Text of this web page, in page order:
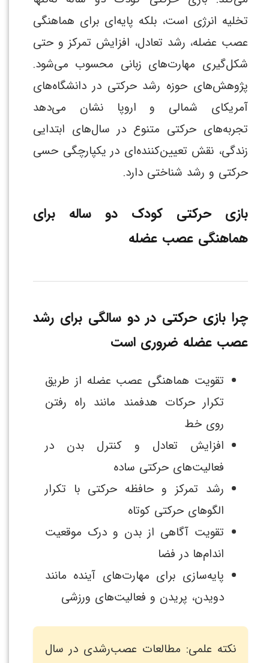
تخلیه انرژی است، بلکه پایه‌ای برای هماهنگی
عصب عضله، رشد تعادل، افزایش تمرکز و حتی
شکل‌گیری مهارت‌های زبانی محسوب می‌شود.
پژوهش‌های حوزه رشد حرکتی در دانشگاه‌های
آمریکای شمالی و اروپا نشان می‌دهد
تجربه‌های حرکتی متنوع در سال‌های ابتدایی
زندگی، نقش تعیین‌کننده‌ای در یکپارچگی حسی
حرکتی و رشد شناختی دارد.
بازی حرکتی کودک دو ساله برای
هماهنگی عصب عضله
چرا بازی حرکتی در دو سالگی برای رشد
عصب عضله ضروری است
تقویت هماهنگی عصب عضله از طریق
تکرار حرکات هدفمند مانند راه رفتن
روی خط
افزایش تعادل و کنترل بدن در
فعالیت‌های حرکتی ساده
رشد تمرکز و حافظه حرکتی با تکرار
الگوهای حرکتی کوتاه
تقویت آگاهی از بدن و درک موقعیت
اندام‌ها در فضا
پایه‌سازی برای مهارت‌های آینده مانند
دویدن، پریدن و فعالیت‌های ورزشی
نکته علمی: مطالعات عصب‌رشدی در سال